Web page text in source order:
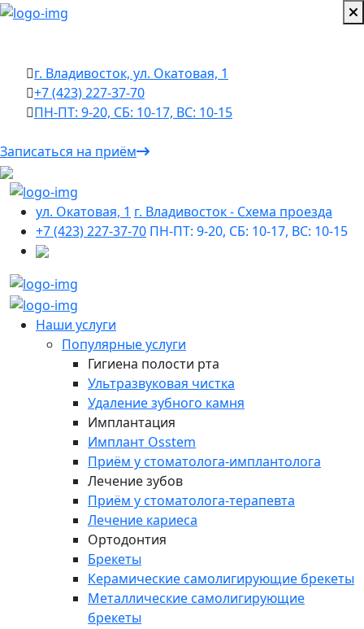
г. Владивосток, ул. Окатовая, 1
+7 (423) 227-37-70
ПН-ПТ: 9-20, СБ: 10-17, ВС: 10-15
Записаться на приём
ул. Окатовая, 1 г. Владивосток - Cхема проезда
+7 (423) 227-37-70 ПН-ПТ: 9-20, СБ: 10-17, ВС: 10-15
Наши услуги
Популярные услуги
Гигиена полости рта
Ультразвуковая чистка
Удаление зубного камня
Имплантация
Имплант Osstem
Приём у стоматолога-имплантолога
Лечение зубов
Приём у стоматолога-терапевта
Лечение кариеса
Ортодонтия
Брекеты
Керамические самолигирующие брекеты
Металлические самолигирующие
брекеты